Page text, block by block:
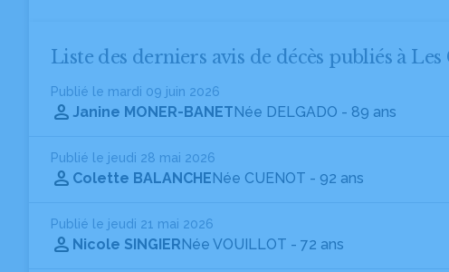
Liste des derniers avis de décès publiés à
Publié le mardi 09 juin 2026
Janine MONER-BANETNée DELGADO - 89 ans
Publié le jeudi 28 mai 2026
Colette BALANCHENée CUENOT - 92 ans
Publié le jeudi 21 mai 2026
Nicole SINGIERNée VOUILLOT - 72 ans